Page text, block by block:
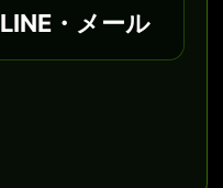
LINE・メール